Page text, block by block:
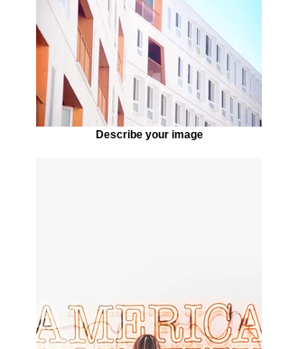
Describe your image